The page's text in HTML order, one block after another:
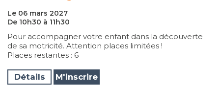
Le 06 mars 2027
De 10h30 à 11h30
Pour accompagner votre enfant dans la découverte
de sa motricité. Attention places limitées !
Places restantes : 6
Détails M'inscrire